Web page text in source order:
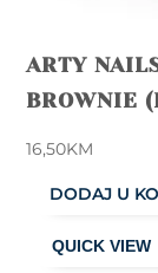
ARTY
BROWNIE
16,50KM
DODAJ U